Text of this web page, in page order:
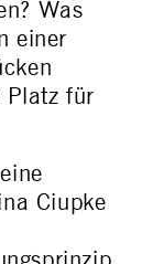
Was
einer
Platz für
Ciupke